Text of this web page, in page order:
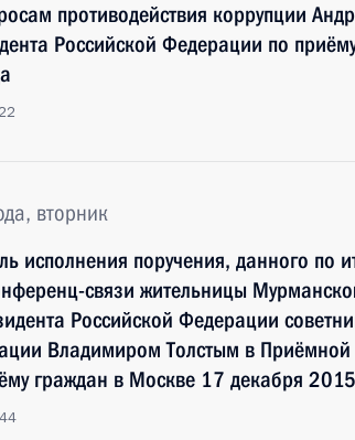
противодействия коррупции
Российской Федерации по
вторник
исполнения поручения, данного по
связи жительницы
Российской Федерации
Владимиром Толстым в Приёмной
граждан в Москве 17 декабря